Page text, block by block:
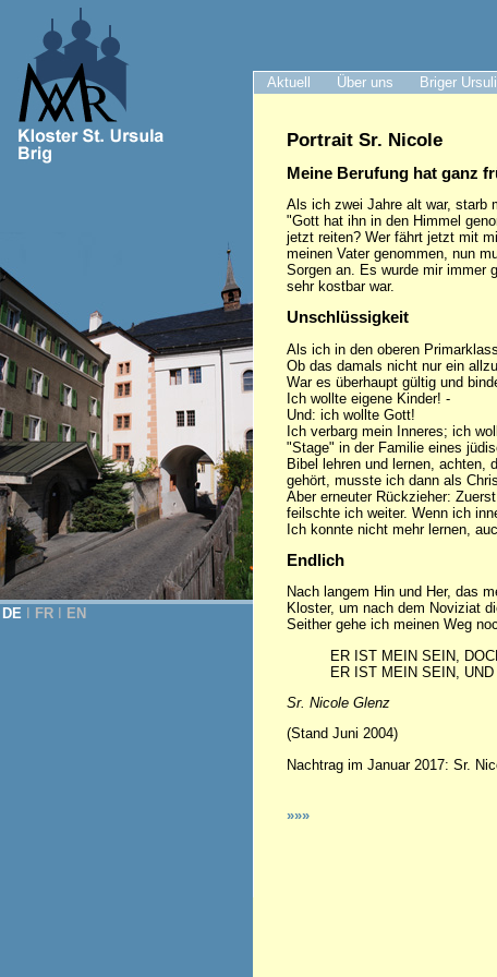
Aktuell Über uns Briger
DE FR EN
Portrait Sr. Nicole
Meine Berufung hat ganz
Als ich zwei Jahre alt war, starb
"Gott hat ihn in den Himmel
jetzt reiten? Wer fährt jetzt mit
meinen Vater genommen, nun
Sorgen an. Es wurde mir immer
sehr kostbar war.
Unschlüssigkeit
Als ich in den oberen
Ob das damals nicht nur ein
War es überhaupt gültig und
Ich wollte eigene Kinder! -
Und: ich wollte Gott!
Ich verbarg mein Inneres; ich
"Stage" in der Familie eines
Bibel lehren und lernen, achten,
gehört, musste ich dann als
Aber erneuter Rückzieher:
feilschte ich weiter. Wenn ich
Ich konnte nicht mehr lernen,
Endlich
Nach langem Hin und Her, das
Kloster, um nach dem Noviziat
Seither gehe ich meinen Weg
ER IST MEIN SEIN,
ER IST MEIN SEIN,
Sr. Nicole Glenz
(Stand Juni 2004)
Nachtrag im Januar 2017: Sr.
»»»